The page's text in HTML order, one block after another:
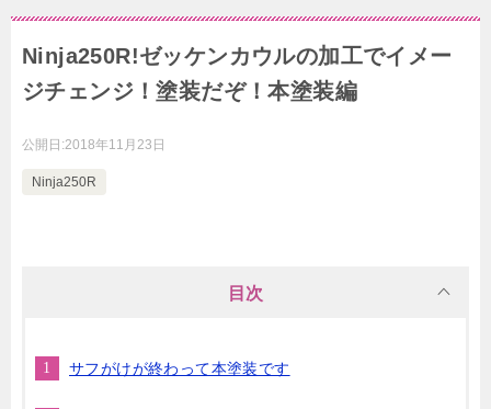
Ninja250R!ゼッケンカウルの加工でイメー
ジチェンジ！塗装だぞ！本塗装編
公開日:2018年11月23日
Ninja250R
目次
サフがけが終わって本塗装です